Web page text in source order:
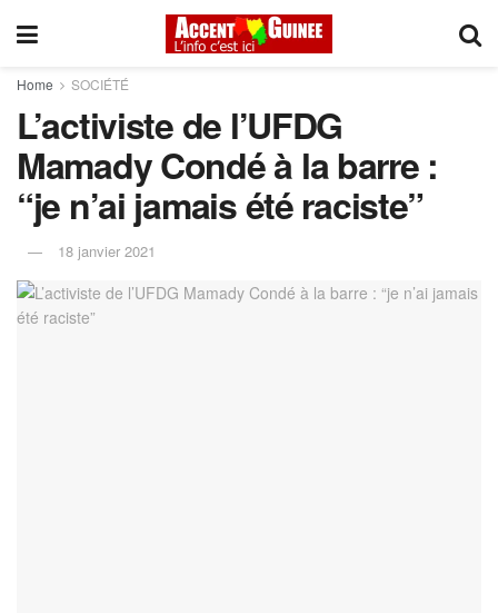
Home SOCIÉTÉ
L’activiste de l’UFDG
Mamady Condé à la barre :
“je n’ai jamais été raciste”
18 janvier 2021